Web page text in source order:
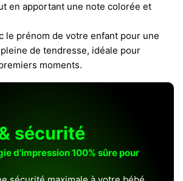
en apportant une note colorée et
le prénom de votre enfant pour une
de tendresse, idéale pour
moments.
sécurité
d’impression 100% sûre pour